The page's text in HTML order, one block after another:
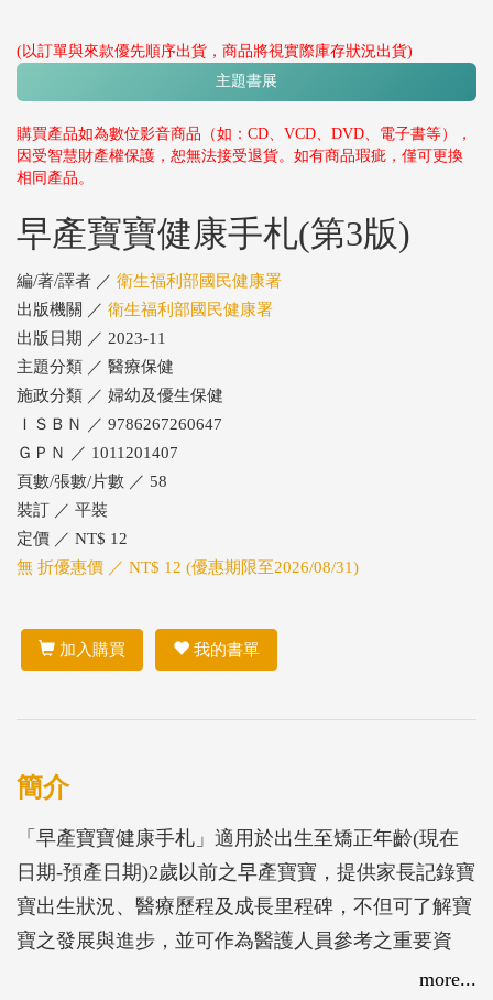
(以訂單與來款優先順序出貨，商品將視實際庫存狀況出貨)
主題書展
購買產品如為數位影音商品（如：CD、VCD、DVD、電子書等），
因受智慧財產權保護，恕無法接受退貨。如有商品瑕疵，僅可更換
相同產品。
早產寶寶健康手札(第3版)
編/著/譯者 ／ 衛生福利部國民健康署
出版機關 ／ 衛生福利部國民健康署
出版日期 ／ 2023-11
主題分類 ／ 醫療保健
施政分類 ／ 婦幼及優生保健
ＩＳＢＮ ／ 9786267260647
ＧＰＮ ／ 1011201407
頁數/張數/片數 ／ 58
裝訂 ／ 平裝
定價 ／ NT$ 12
無 折優惠價 ／ NT$ 12 (優惠期限至2026/08/31)
加入購買 我的書單
簡介
「早產寶寶健康手札」適用於出生至矯正年齡(現在
日期-預產日期)2歲以前之早產寶寶，提供家長記錄寶
寶出生狀況、醫療歷程及成長里程碑，不但可了解寶
寶之發展與進步，並可作為醫護人員參考之重要資
訊，強化醫病間之溝通，提供早產兒家庭育兒過程之
more...